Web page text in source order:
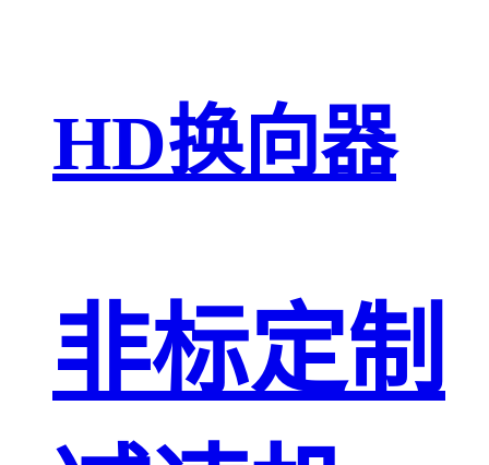
HD换向器
非标定制